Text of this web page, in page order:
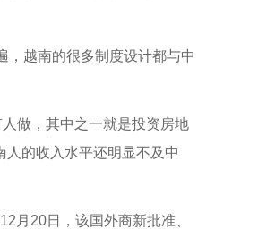
越南的很多制度设计都与中
做，其中之一就是投资房地
人的收入水平还明显不及中
20日，该国外商新批准、